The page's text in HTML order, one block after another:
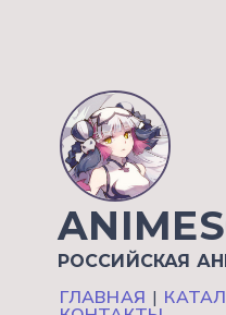
РОССИЙСКАЯ
ГЛАВНАЯ |